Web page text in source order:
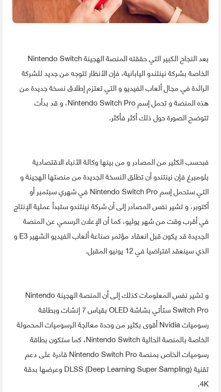
بعد النجاح الكبير التي حققته المنصة الهجينة Nintendo Switch
الخاصة بشركة نينتندو اليابانية، فإن الأنظار تتوجه من جديد للشركة
الرائدة في مجال ألعاب الفيديو و التي تعتزم إطلاق نسخة جديدة من
هذه المنصة و تحمل إسم Nintendo Switch Pro، و قد بدأت
تتوضح الصورة حول ذلك أكثر فأكثر.
فبحسب الكثير من المصادر و من بينها وكالة الأنباء الاقتصادية
بلومبرغ فإن نينتندو أن تطلق النسخة الجديدة من منصتها الهجينة و
التي ستحمل إسم Nintendo Switch Pro في شهري سبتمبر أو
أكتوبر، و تشير نفس المصادر إلى أن شركة نينتندو ستبدأ عملية الإنتاج
في أقرب وقت من شهر يوليو، كما أن الإعلان الرسمي عن المنصة
الجديدة قد يكون قبل انعقاد مؤتمر صناعة ألعاب الفيديو الشهير E3 و
الذي سينعقد افتراضيا في 12 يونيو المقبل.
و تشير نفس المعلومات كذلك إلى أن المنصة الهجينة Nintendo
Switch Pro ستأتي بشاشة OLED بقياس 7 إنشات وبطاقة
رسوميات Nvidia أقوى بكثير من وحدة معالجة الرسوميات المحمولة
الخاصة بالمنصة الحالية Nintendo Switch، كما ستكون بطاقة
رسوميات الخاص بمنصة Nintendo Switch Pro قادرة على دعم
تقنية DLSS (Deep Learning Super Sampling) وعرضها بدقة
4K.